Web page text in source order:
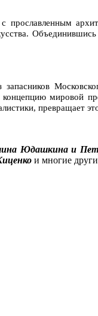
прославленным
концепцию мировой
превращает
Юдашкина и
и многие